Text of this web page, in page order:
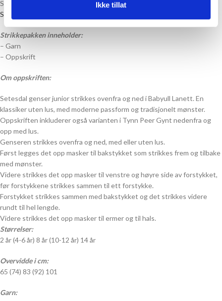
Ikke tillat
Strikkepakke til Blome Genser Junior, strikket i
Sandnes Garn
Strikkepakken inneholder:
– Garn
– Oppskrift
Om oppskriften:
Setesdal genser junior strikkes ovenfra og ned i Babyull Lanett. En
klassiker uten lus, med moderne passform og tradisjonelt mønster.
Oppskriften inkluderer også varianten i Tynn Peer Gynt nedenfra og
opp med lus.
Genseren strikkes ovenfra og ned, med eller uten lus.
Først legges det opp masker til bakstykket som strikkes frem og tilbake
med mønster.
Videre strikkes det opp masker til venstre og høyre side av forstykket,
før forstykkene strikkes sammen til ett forstykke.
Forstykket strikkes sammen med bakstykket og det strikkes videre
rundt til hel lengde.
Videre strikkes det opp masker til ermer og til hals.
Størrelser:
2 år (4-6 år) 8 år (10-12 år) 14 år
Overvidde i cm:
65 (74) 83 (92) 101
Garn: